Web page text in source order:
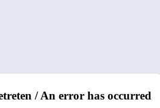
/ An error has occurred